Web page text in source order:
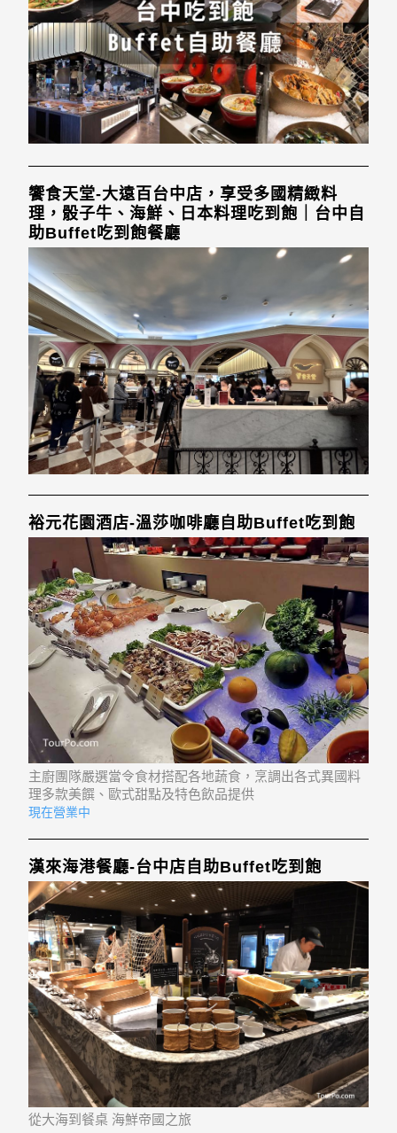
饗食天堂-大遠百台中店，享受多國精緻料
理，骰子牛、海鮮、日本料理吃到飽｜台中自
助Buffet吃到飽餐廳
裕元花園酒店-溫莎咖啡廳自助Buffet吃到飽
主廚團隊嚴選當令食材搭配各地蔬食，烹調出各式異國料
理多款美饌、歐式甜點及特色飲品提供
現在營業中
漢來海港餐廳-台中店自助Buffet吃到飽
從大海到餐桌 海鮮帝國之旅